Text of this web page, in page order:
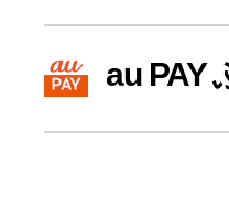
寄付上限額
au PAY